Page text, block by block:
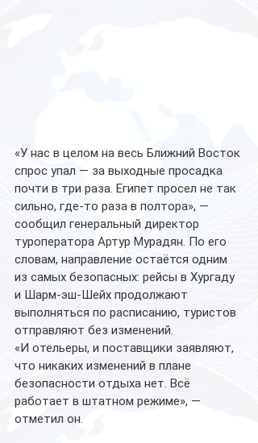
«У нас в целом на весь Ближний Восток
спрос упал — за выходные просадка
почти в три раза. Египет просел не так
сильно, где-то раза в полтора», —
сообщил генеральный директор
туроператора Артур Мурадян. По его
словам, направление остаётся одним
из самых безопасных: рейсы в Хургаду
и Шарм-эш-Шейх продолжают
выполняться по расписанию, туристов
отправляют без изменений.
«И отельеры, и поставщики заявляют,
что никаких изменений в плане
безопасности отдыха нет. Всё
работает в штатном режиме», —
отметил он.